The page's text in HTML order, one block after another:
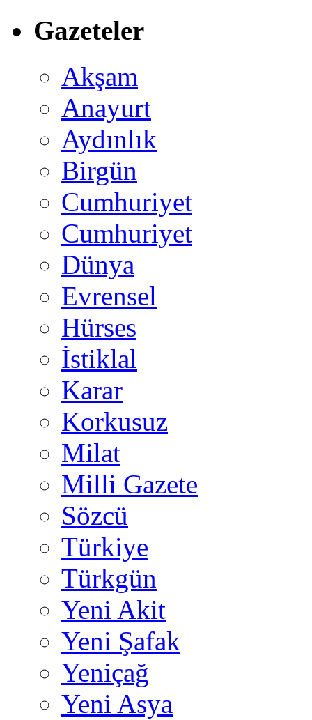
Gazeteler
Akşam
Anayurt
Aydınlık
Birgün
Cumhuriyet
Cumhuriyet
Dünya
Evrensel
Hürses
İstiklal
Karar
Korkusuz
Milat
Milli Gazete
Sözcü
Türkiye
Türkgün
Yeni Akit
Yeni Şafak
Yeniçağ
Yeni Asya